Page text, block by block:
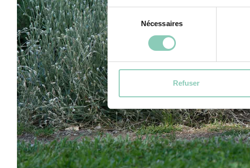
Sélection
du
consentement
Nécessaires
Refuser